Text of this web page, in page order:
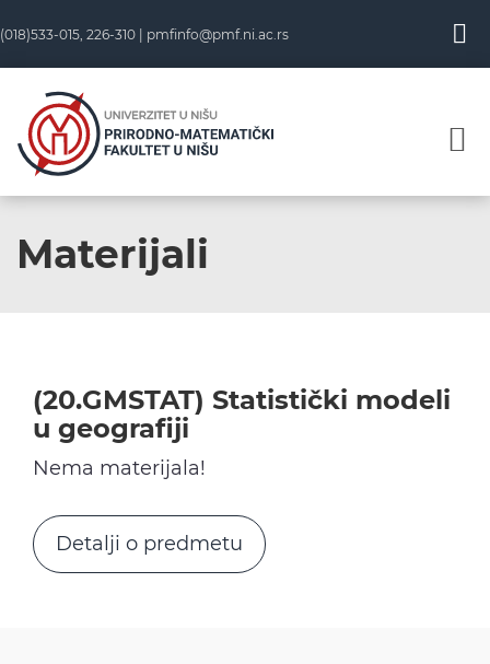
to
content
(018)533-015, 226-310 | pmfinfo@pmf.ni.ac.rs
Materijali
(20.GMSTAT) Statistički modeli
u geografiji
Nema materijala!
Detalji o predmetu